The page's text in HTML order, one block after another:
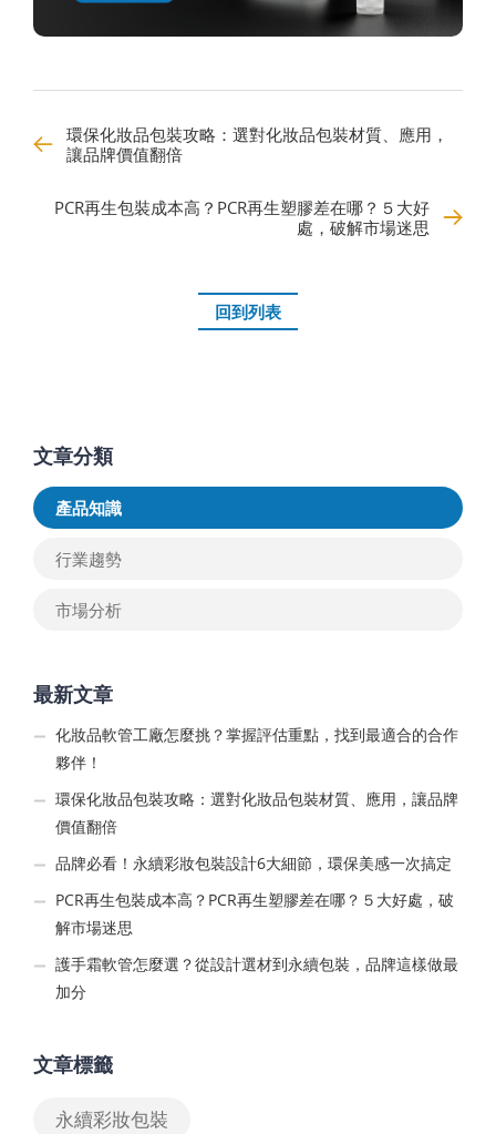
環保化妝品包裝攻略：選對化妝品包裝材質、應用，
讓品牌價值翻倍
PCR再生包裝成本高？PCR再生塑膠差在哪？５大好
處，破解市場迷思
回到列表
文章分類
產品知識
行業趨勢
市場分析
最新文章
化妝品軟管工廠怎麼挑？掌握評估重點，找到最適合的合作
夥伴！
環保化妝品包裝攻略：選對化妝品包裝材質、應用，讓品牌
價值翻倍
品牌必看！永續彩妝包裝設計6大細節，環保美感一次搞定
PCR再生包裝成本高？PCR再生塑膠差在哪？５大好處，破
解市場迷思
護手霜軟管怎麼選？從設計選材到永續包裝，品牌這樣做最
加分
文章標籤
永續彩妝包裝